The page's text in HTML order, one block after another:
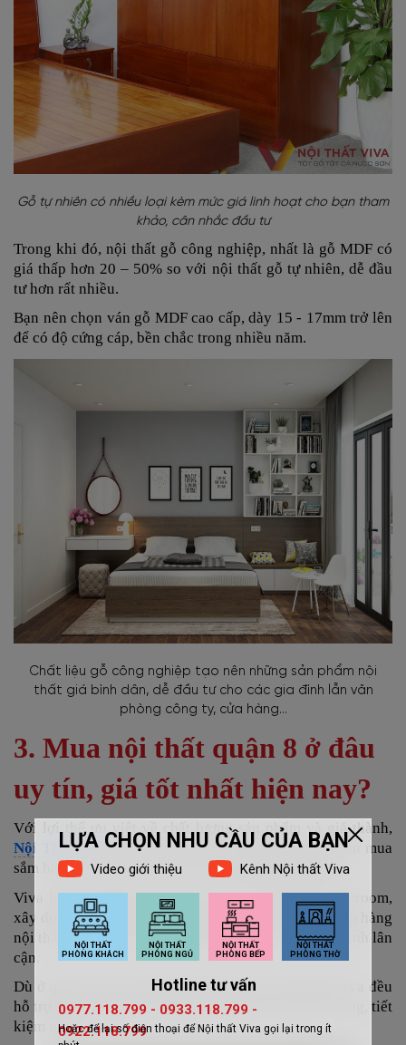
Gỗ tự nhiên có nhiều loại kèm mức giá linh hoạt cho bạn tham
khảo, cân nhắc đầu tư
Trong khi đó, nội thất gỗ công nghiệp, nhất là gỗ MDF có
giá thấp hơn 20 – 50% so với nội thất gỗ tự nhiên, dễ đầu
tư hơn rất nhiều.
Bạn nên chọn ván gỗ MDF cao cấp, dày 15 - 17mm trở lên
để có độ cứng cáp, bền chắc trong nhiều năm.
Chất liệu gỗ công nghiệp tạo nên những sản phẩm nội
thất giá bình dân, dễ đầu tư cho các gia đình lẫn văn
phòng công ty, cửa hàng...
3. Mua nội thất quận 8 ở đâu
uy tín, giá tốt nhất hiện nay?
Với lợi thế ưu việt về chất lượng sản phẩm và giá thành,
Nội Thất Vivalà đơn vị đáng cân nhắc khi bạn muốn mua
sắm hay đặt hàng thiết kế, thi công nội thất quận 8.
Viva không ngừng mở rộng quy mô hệ thống showroom,
xây dựng xưởng sản xuất rộng lớn, hiện đại, cung cấp hàng
nội thất cho toàn bộ khu vực TPHCM và các tỉnh thành lân
cận.
Dù ở quận 8 hay bất kỳ quận huyện nào, đội ngũ Viva đều
hỗ trợ vận chuyển, lắp đặt tận nơi kèm báo giá rõ ràng, tiết
kiệm nhất.